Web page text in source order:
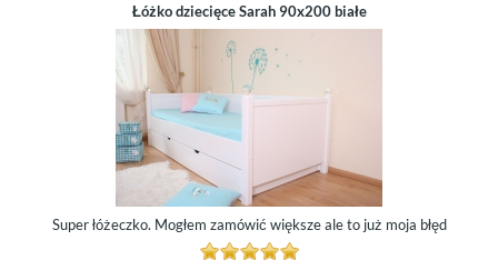
Łóżko dziecięce Sarah 90x200 białe
Super łóżeczko. Mogłem zamówić większe ale to już moja błęd